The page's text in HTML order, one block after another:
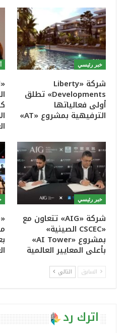
خبر رئيسي
شركة «Liberty
Developments» تطلق
أولى فعالياتها
الترفيهية بمشروع «AT»
خبر رئيسي
شركة «AIG» تتعاون مع
«CSCEC الصينية»
بمشروع «AI Tower»
بأعلى المعايير العالمية
السابق التالي
اترك رد